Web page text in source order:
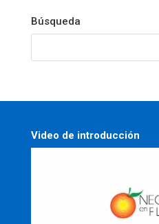
Búsqueda
Video de introducción